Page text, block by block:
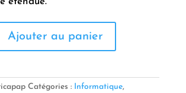
Ajouter au panier
Catégories : Informatique,